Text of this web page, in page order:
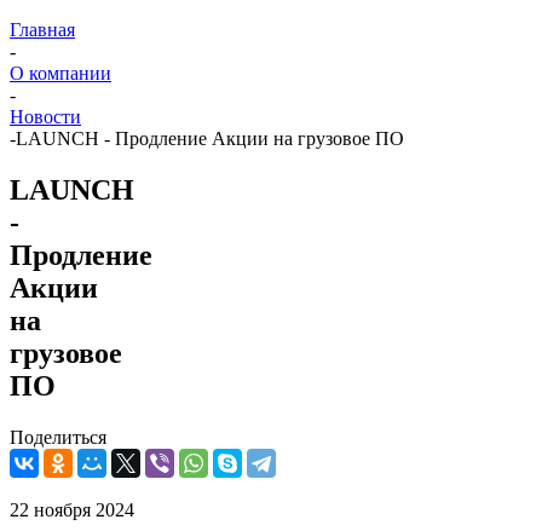
Главная
-
О компании
-
Новости
-LAUNCH - Продление Акции на грузовое ПО
LAUNCH
-
Продление
Акции
на
грузовое
ПО
Поделиться
22 ноября 2024